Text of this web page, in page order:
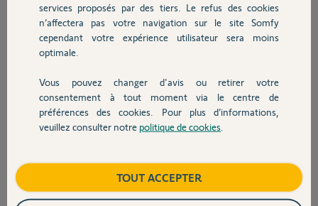
Autres produits
Devis avec un pro
Contact
Réponses
Vous voulez dire que 1 TC efface l'autre et ainsi de suite ?
Quel âge le moteur ?
Bonne soirée à vous.
services proposés par des tiers. Le refus des cookies
n’affectera pas votre navigation sur le site Somfy
cependant votre expérience utilisateur sera moins
optimale.
Vous pouvez changer d'avis ou retirer votre
consentement à tout moment via le centre de
préférences des cookies. Pour plus d’informations,
veuillez consulter notre politique de cookies
TOUT ACCEPTER